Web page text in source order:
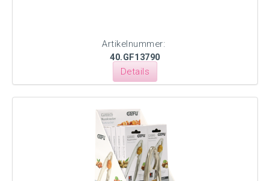
Artikelnummer:
40.GF13790
Details